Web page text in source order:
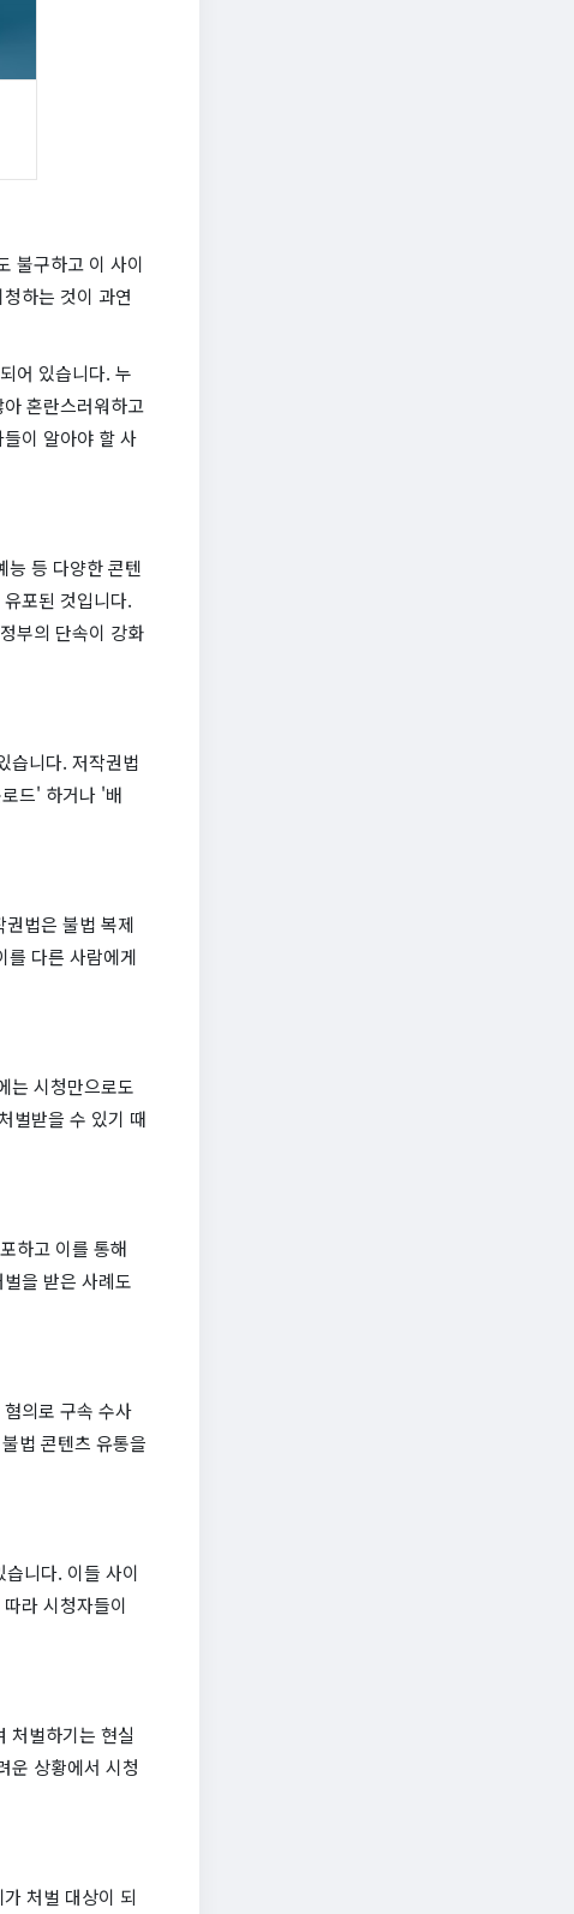
불구하고 이 사이
하는 것이 과연
어 있습니다. 누
혼란스러워하고
이 알아야 할 사
능 등 다양한 콘텐
포된 것입니다.
부의 단속이 강화
습니다. 저작권법
드' 하거나 '배
법은 불법 복제
를 다른 사람에게
는 시청만으로도
벌받을 수 있기 때
하고 이를 통해
을 받은 사례도
의로 구속 수사
법 콘텐츠 유통을
니다. 이들 사이
라 시청자들이
처벌하기는 현실
운 상황에서 시청
처벌 대상이 되